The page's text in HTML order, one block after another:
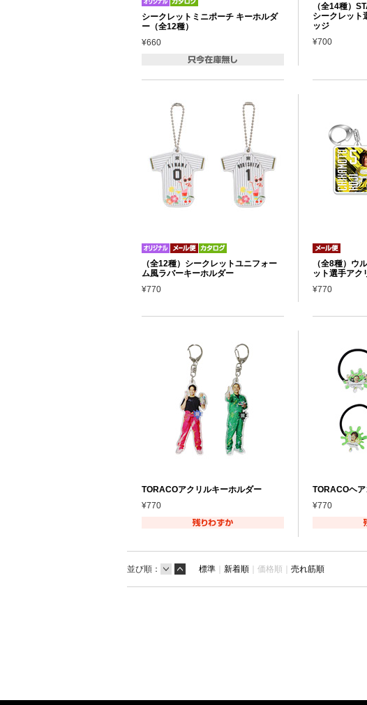
シークレットミニポーチ キーホルダ
ー（全12種）
¥660
（全14種）
シークレット
ッジ
¥700
（全12種）シークレットユニフォー
ム風ラバーキーホルダー
¥770
（全8種）ウ
ット選手アク
¥770
TORACOアクリルキーホルダー
¥770
TORACOヘア
¥770
並び順： 標準 ｜ 新着順 ｜ 価格順｜ 売れ筋順